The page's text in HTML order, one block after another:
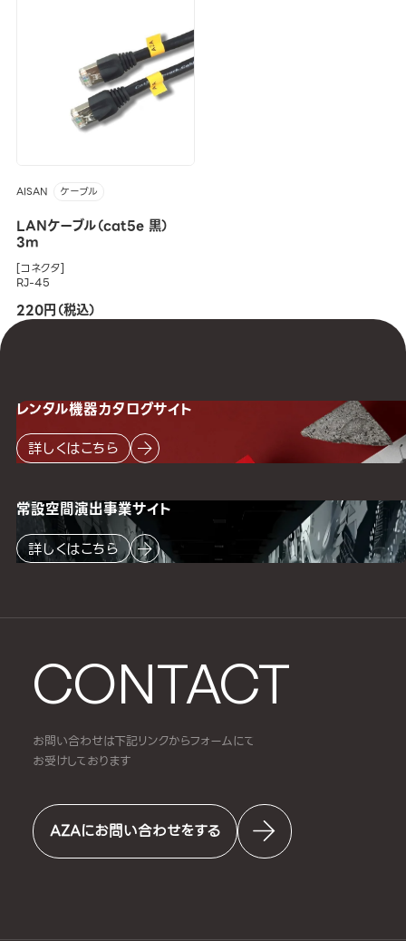
AISAN ケーブル
LANケーブル（cat5e 黒）
3m
[コネクタ]
RJ-45
220円（税込）
CONTACT
お問い合わせは下記リンクからフォームにて
お受けしております
AZAにお問い合わせをする
レンタル機器カタログサイト
詳しくはこちら
常設空間演出事業サイト
詳しくはこちら